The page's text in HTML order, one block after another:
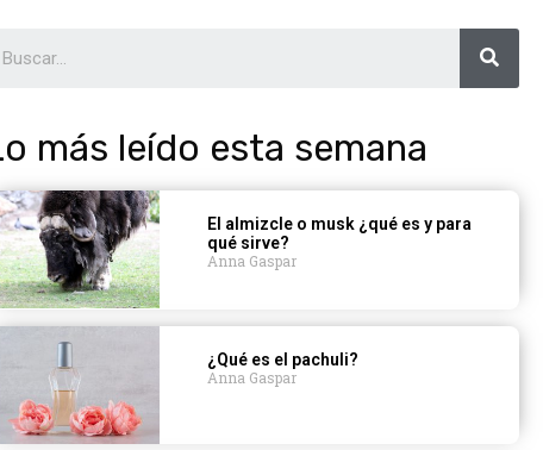
más leído esta semana
El almizcle o musk ¿qué es y para
qué sirve?
Anna Gaspar
¿Qué es el pachuli?
Anna Gaspar